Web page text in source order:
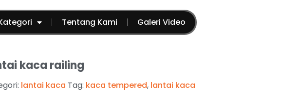
Tentang Kami Galeri Video
kaca railing
lantai kaca Tag: kaca tempered, lantai kaca